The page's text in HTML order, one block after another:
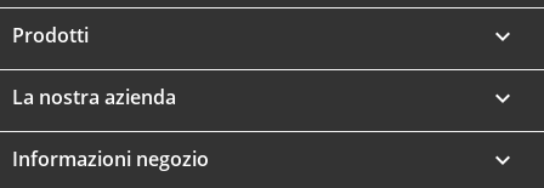
Prodotti 
La nostra azienda 
Informazioni negozio keyboard_arrow_down